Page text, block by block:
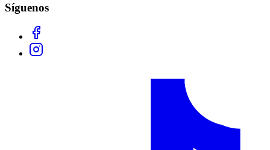
Síguenos